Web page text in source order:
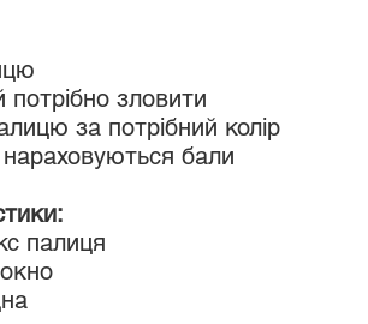
зловити
за потрібний колір
бали
палиця